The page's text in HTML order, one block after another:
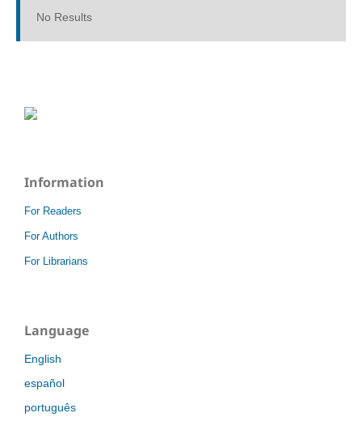
No Results
Information
For Readers
For Authors
For Librarians
Language
English
español
português